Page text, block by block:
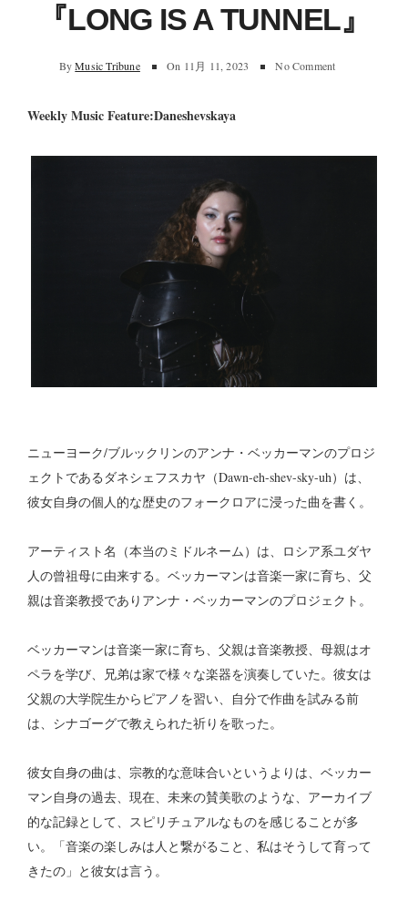
『LONG IS A TUNNEL』
By Music Tribune On 11月 11, 2023 No Comment
Weekly Music Feature:Daneshevskaya
ニューヨーク/ブルックリンのアンナ・ベッカーマンのプロジ
ェクトであるダネシェフスカヤ（Dawn-eh-shev-sky-uh）は、
彼女自身の個人的な歴史のフォークロアに浸った曲を書く。
アーティスト名（本当のミドルネーム）は、ロシア系ユダヤ
人の曾祖母に由来する。ベッカーマンは音楽一家に育ち、父
親は音楽教授でありアンナ・ベッカーマンのプロジェクト。
ベッカーマンは音楽一家に育ち、父親は音楽教授、母親はオ
ペラを学び、兄弟は家で様々な楽器を演奏していた。彼女は
父親の大学院生からピアノを習い、自分で作曲を試みる前
は、シナゴーグで教えられた祈りを歌った。
彼女自身の曲は、宗教的な意味合いというよりは、ベッカー
マン自身の過去、現在、未来の賛美歌のような、アーカイブ
的な記録として、スピリチュアルなものを感じることが多
い。「音楽の楽しみは人と繋がること、私はそうして育って
きたの」と彼女は言う。